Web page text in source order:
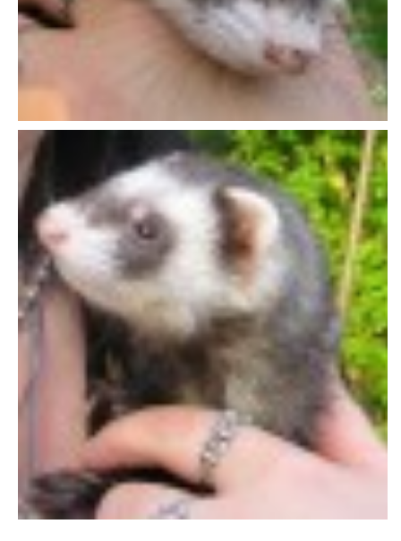
E - S H O P
HISTORIE 2022
O NÁS :-)
VÝROČNÍ ZPRÁVY
KONTAKT
JAK NÁM POMOCI
NAPSALI O NÁS